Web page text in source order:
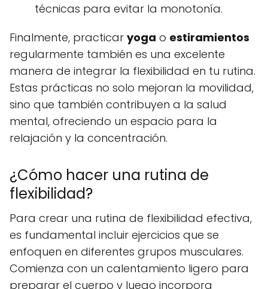
técnicas para evitar la monotonía.
Finalmente, practicar yoga o estiramientos
regularmente también es una excelente
manera de integrar la flexibilidad en tu rutina.
Estas prácticas no solo mejoran la movilidad,
sino que también contribuyen a la salud
mental, ofreciendo un espacio para la
relajación y la concentración.
¿Cómo hacer una rutina de
flexibilidad?
Para crear una rutina de flexibilidad efectiva,
es fundamental incluir ejercicios que se
enfoquen en diferentes grupos musculares.
Comienza con un calentamiento ligero para
preparar el cuerpo y luego incorpora